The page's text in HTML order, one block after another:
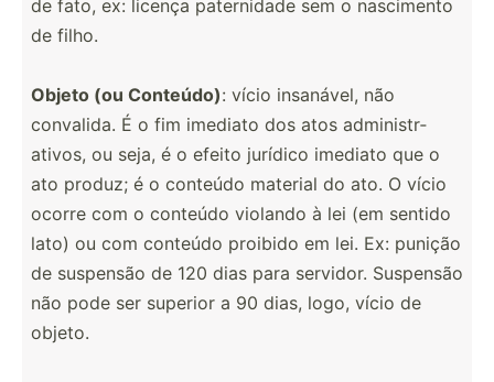
de fato, ex: licença patern­idade sem o nascimento
de filho.
Objeto (ou Conteúdo): vício insanável, não
convalida. É o fim imediato dos atos admini­str­
ativos, ou seja, é o efeito jurídico imediato que o
ato produz; é o conteúdo material do ato. O vício
ocorre com o conteúdo violando à lei (em sentido
lato) ou com conteúdo proibido em lei. Ex: punição
de suspensão de 120 dias para servidor. Suspensão
não pode ser superior a 90 dias, logo, vício de
objeto.